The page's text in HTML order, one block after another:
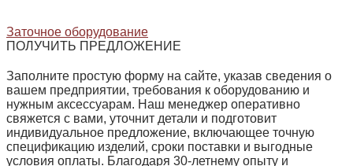
Заточное оборудование
ПОЛУЧИТЬ ПРЕДЛОЖЕНИЕ
Заполните простую форму на сайте, указав сведения о
вашем предприятии, требования к оборудованию и
нужным аксессуарам. Наш менеджер оперативно
свяжется с вами, уточнит детали и подготовит
индивидуальное предложение, включающее точную
спецификацию изделий, сроки поставки и выгодные
условия оплаты. Благодаря 30‑летнему опыту и